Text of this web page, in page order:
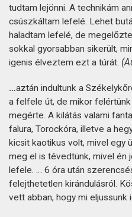
tudtam lejönni. A technikám
csúszkáltam lefelé. Lehet
haladtam lefelé, de
sokkal gyorsabban sikerült,
igenis élveztem ezt a túrát.
…aztán indultunk a
a felfele út, de mikor
megérte. A kilátás valami
falura, Torockóra, illetve a
kicsit kaotikus volt, mivel egy
meg el is tévedtünk, mivel
lefele. … 6 óra után
felejthetetlen kirándulásról.
vett abban, hogy mi eljussunk